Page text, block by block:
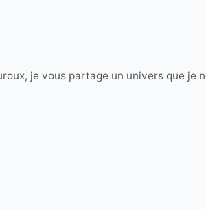
je vous partage un univers que je